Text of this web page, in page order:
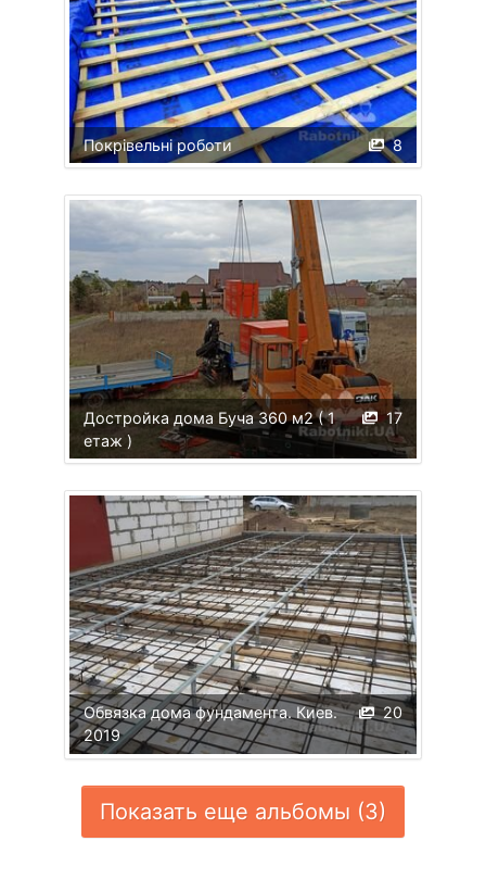
8
Покрівельні роботи
17
Достройка дома Буча 360 м2 ( 1
етаж )
20
Обвязка дома фундамента. Киев.
2019
Показать еще альбомы (3)